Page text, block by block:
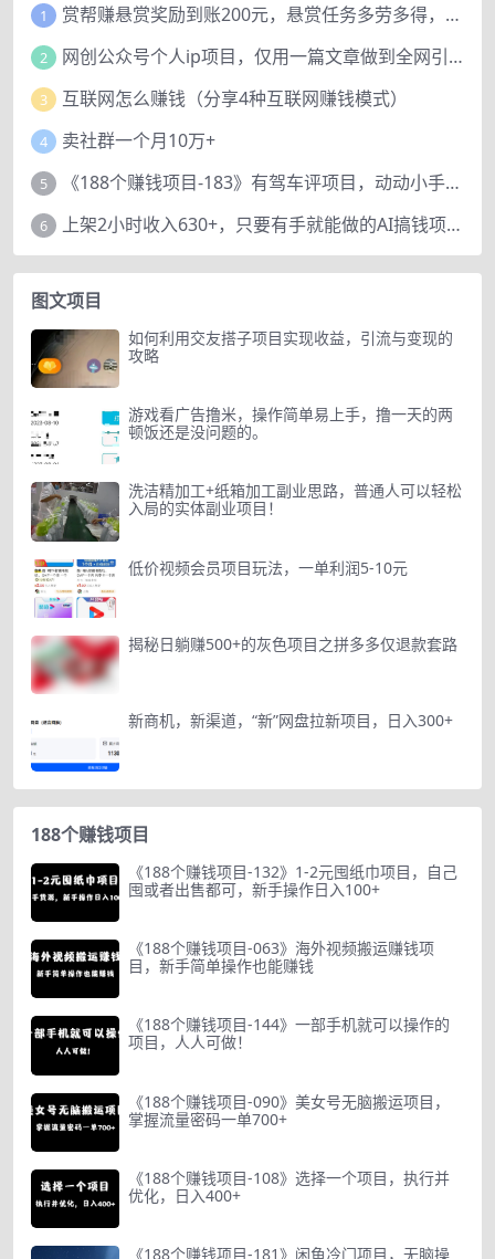
1 赏帮赚悬赏奖励到账200元，悬赏任务多劳多得，人人可做。
2 网创公众号个人ip项目，仅用一篇文章做到全网引流！
3 互联网怎么赚钱（分享4种互联网赚钱模式）
4 卖社群一个月10万+
5 《188个赚钱项目-183》有驾车评项目，动动小手，复制粘贴赚44元！
6 上架2小时收入630+，只要有手就能做的AI搞钱项目，奶奶看完都能学会!
图文项目
如何利用交友搭子项目实现收益，引流与变现的
攻略
游戏看广告撸米，操作简单易上手，撸一天的两
顿饭还是没问题的。
洗洁精加工+纸箱加工副业思路，普通人可以轻松
入局的实体副业项目！
低价视频会员项目玩法，一单利润5-10元
揭秘日躺赚500+的灰色项目之拼多多仅退款套路
新商机，新渠道，“新”网盘拉新项目，日入300+
188个赚钱项目
《188个赚钱项目-132》1-2元囤纸巾项目，自己
囤或者出售都可，新手操作日入100+
《188个赚钱项目-063》海外视频搬运赚钱项
目，新手简单操作也能赚钱
《188个赚钱项目-144》一部手机就可以操作的
项目，人人可做！
《188个赚钱项目-090》美女号无脑搬运项目，
掌握流量密码一单700+
《188个赚钱项目-108》选择一个项目，执行并
优化，日入400+
《188个赚钱项目-181》闲鱼冷门项目，无脑操